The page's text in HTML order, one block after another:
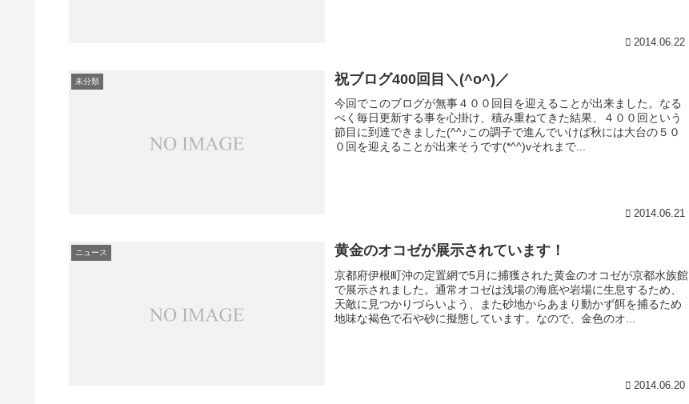
2014.06.22
未分類 祝ブログ400回目＼(^o^)／
今回でこのブログが無事４００回目を迎えることが出来ました。なる
べく毎日更新する事を心掛け、積み重ねてきた結果、４００回という
節目に到達できました(^^♪この調子で進んでいけば秋には大台の５０
０回を迎えることが出来そうです(*^^)vそれまで...
2014.06.21
ニュース 黄金のオコゼが展示されています！
京都府伊根町沖の定置網で5月に捕獲された黄金のオコゼが京都水族館
で展示されました。通常オコゼは浅場の海底や岩場に生息するため、
天敵に見つかりづらいよう、また砂地からあまり動かず餌を捕るため
地味な褐色で石や砂に擬態しています。なので、金色のオ...
2014.06.20